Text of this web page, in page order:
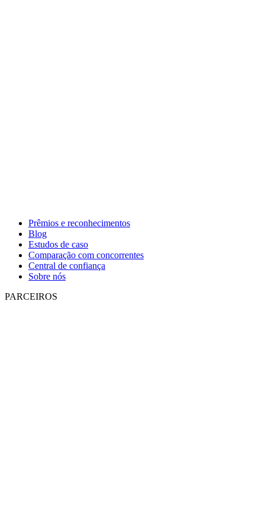
Prêmios e reconhecimentos
Blog
Estudos de caso
Comparação com concorrentes
Central de confiança
Sobre nós
PARCEIROS